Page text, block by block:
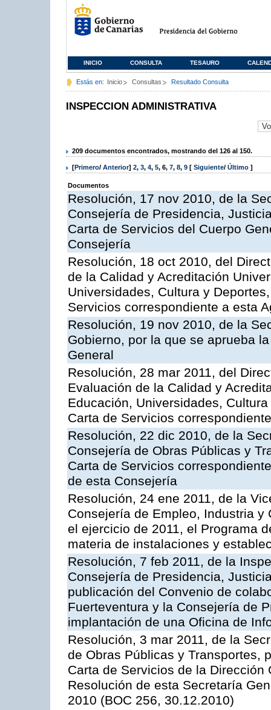
INICIO CONSULTA TESAURO
Estás en: Inicio Consultas Resultado Consulta
INSPECCION ADMINISTRATIVA
209 documentos encontrados, mostrando del 126 al 150.
[Primero/ Anterior] 2, 3, 4, 5, 6, 7, 8, 9 [ Siguiente/ Último ]
Documentos
Resolución, 17 nov 2010, de la
Consejería de Presidencia,
Carta de Servicios del Cuerpo
Consejería
Resolución, 18 oct 2010, del
de la Calidad y Acreditación
Universidades, Cultura y
Servicios correspondiente a esta
Resolución, 19 nov 2010, de la
Gobierno, por la que se aprueba
General
Resolución, 28 mar 2011, del
Evaluación de la Calidad y
Educación, Universidades,
Carta de Servicios
Resolución, 22 dic 2010, de la
Consejería de Obras Públicas y
Carta de Servicios
de esta Consejería
Resolución, 24 ene 2011, de la
Consejería de Empleo, Industria
el ejercicio de 2011, el Programa
materia de instalaciones y
Resolución, 7 feb 2011, de la
Consejería de Presidencia,
publicación del Convenio de
Fuerteventura y la Consejería de
implantación de una Oficina de
Resolución, 3 mar 2011, de la
de Obras Públicas y Transportes,
Carta de Servicios de la
Resolución de esta Secretaría
2010 (BOC 256, 30.12.2010)